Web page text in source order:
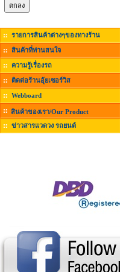
รายการสินค้าต่างๆของทางร้าน
สินค้าที่ท่านสนใจ
ความรู้เรื่องรถ
ติดต่อร้านอุ้ยเซอร์วิส
Webboard
สินค้าของเรา/Our Product
ข่าวสารแวดวง รถยนต์